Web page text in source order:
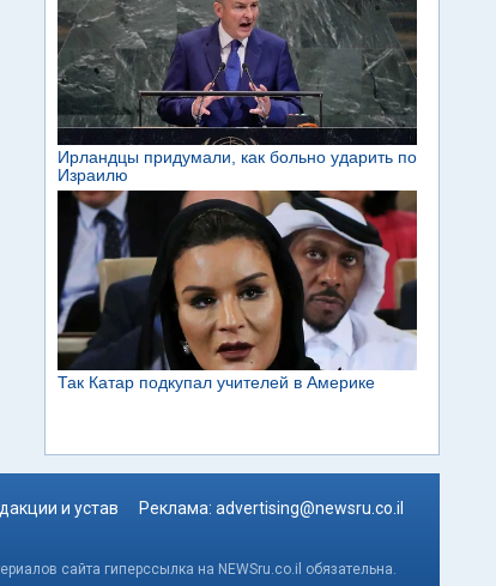
и устав Реклама: advertising@newsru.co.il
сайта гиперссылка на NEWSru.co.il обязательна.